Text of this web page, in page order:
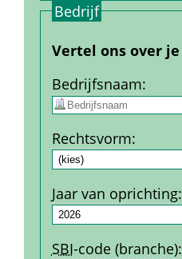
Bedrijf
Vertel ons over
Bedrijfs­naam:
Rechtsvorm:
Jaar van oprichting:
SBI-code (branche):